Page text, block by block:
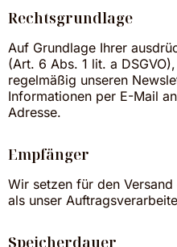
Rechtsgrundlage
Auf Grundlage Ihrer
(Art. 6 Abs. 1 lit. a
regelmäßig unseren
Informationen per E-Mail
Adresse.
Empfänger
Wir setzen für den
als unser
Speicherdauer